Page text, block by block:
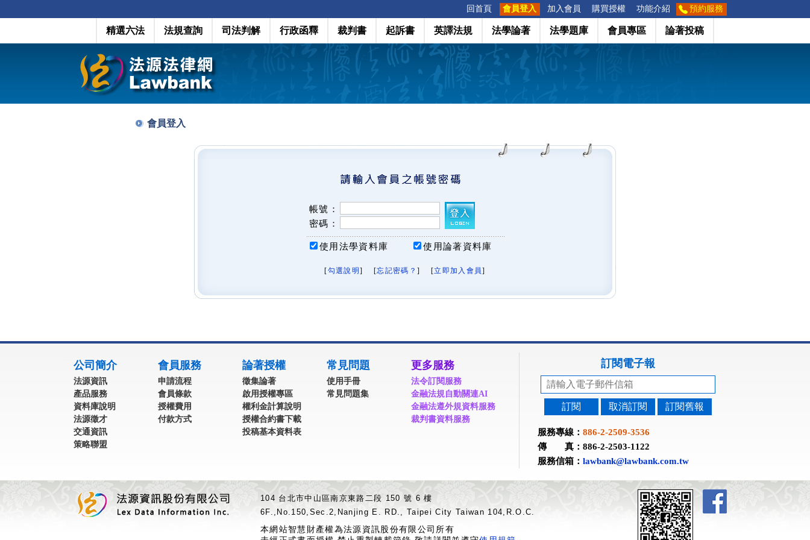
回首頁 會員登入 加入會員 購買授權 功能介紹 預約服務
精選六法 法規查詢 司法判解 行政函釋 裁判書 起訴書 英譯法規 法學論著 法學題庫 會員專區 論著投稿
會員登入
帳號：
密碼：
使用法學資料庫 使用論著資料庫
[勾選說明 ] [忘記密碼？ ] [立即加入會員]
公司簡介
法源資訊
產品服務
資料庫說明
法源徵才
交通資訊
策略聯盟
會員服務
申請流程
會員條款
授權費用
付款方式
論著授權
徵集論著
啟用授權專區
權利金計算說明
授權合約書下載
投稿基本資料表
常見問題
使用手冊
常見問題集
更多服務
法令訂閱服務
金融法規自動關連AI
金融法遵外規資料服務
裁判書資料服務
訂閱電子報
訂閱 取消訂閱 訂閱舊報
服務專線： 886-2-2509-3536
傳 真：886-2-2503-1122
服務信箱： lawbank@lawbank.com.tw
104 台北市中山區南京東路二段 150 號 6 樓
6F.,No.150,Sec.2,Nanjing E. RD., Taipei City Taiwan 104,R.O.C.
本網站智慧財產權為法源資訊股份有限公司所有